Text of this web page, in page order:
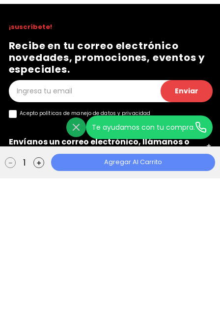
＋
－ Agregar Al Carrito
Te ayudamos con tu compra.
¡suscríbete!
Recibe en tu correo electrónico
novedades, promociones, eventos y
especiales.
Enviar
Acepto políticas de manejo dedatos y privacidad
Envíanos un correo electrónico, llámanos o
+
Ayuda